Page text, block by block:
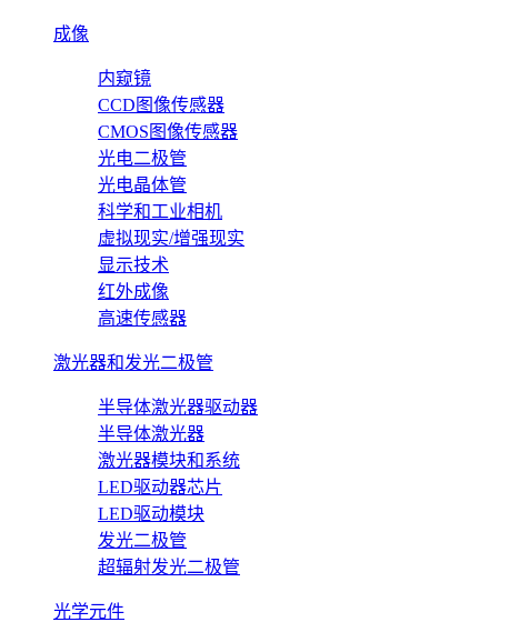
成像
内窥镜
CCD图像传感器
CMOS图像传感器
光电二极管
光电晶体管
科学和工业相机
虚拟现实/增强现实
显示技术
红外成像
高速传感器
激光器和发光二极管
半导体激光器驱动器
半导体激光器
激光器模块和系统
LED驱动器芯片
LED驱动模块
发光二极管
超辐射发光二极管
光学元件